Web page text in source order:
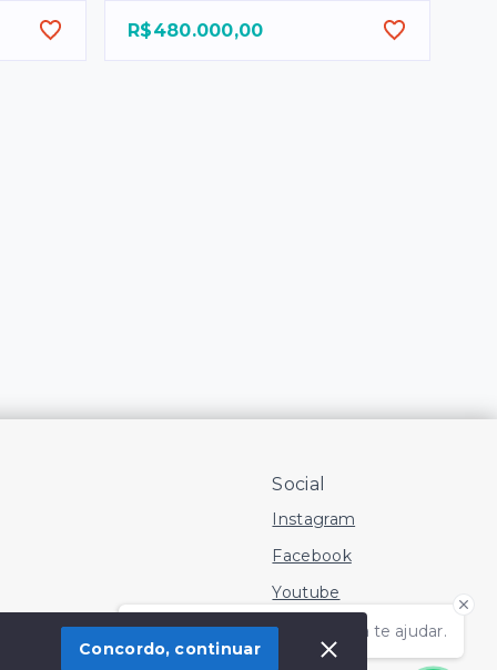
R$480.000,00
Olá! Estamos disponíveis para te ajudar.
Social
Instagram
Facebook
Youtube
Concordo, continuar